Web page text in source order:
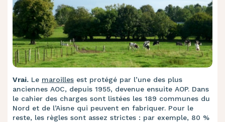
Vrai. Le maroilles est protégé par l’une des plus
anciennes AOC, depuis 1955, devenue ensuite AOP. Dans
le cahier des charges sont listées les 189 communes du
Nord et de l’Aisne qui peuvent en fabriquer. Pour le
reste, les règles sont assez strictes : par exemple, 80 %